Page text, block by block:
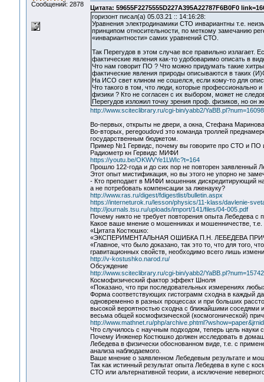
Сообщений: 2878
Цитата: 59655F2275555D227A395A22787F6B0F0
горизонт писал(а) 05.03.21 :: 14:16:28:
Уравнения электродинамики СТО инвариантны т.е.
принципом относительности, по меткому замечанию
«инвариантности» самих уравнений СТО.
Так Перегудов в этом случае все правильно излагает.
фактические явления как-то удобоваримо описать в
Что нам говорит ПО ? Что можно придумать такие
фактические явления природы описываются в таких
На ИСО свет клином не сошелся, если кому-то для
Что такого в том, что люди, которые профессионально
физики ? Кто не согласен с их выбором, может не
Перегудов изложил точку зрения проф. физиков, но он
http://www.sciteclibrary.ru/cgi-bin/yabb2/
Во-первых, открыты не двери, а окна, Стефана
Во-вторых, peregoudovd это команда троллей
государственным бюджетом.
Пример №1 Гервидс, почему вы говорите про СТО и ПО
Радиометр кн Гервидс МИФИ
https://youtu.be/OKWVYe1LWIc?t=164
Прошло 122-года и до сих пор не повторен заявленный
Этот опыт мистификация, но вы этого не упорно не
- Кто преподает в МИФИ мошенник дискредитирующий
а не потребовать компенсации за лженауку?
http://www.ras.ru/digest/fdigestlist/bulletin.aspx
https://interneturok.ru/lesson/physics/11-klass/davlenie-
http://journals.tsu.ru/uploads/import/141/files/04-005.pdf
Почему никто не требует повторения опыта Лебедева с
Какое ваше мнение о мошенниках и мошенничестве, т.е.
«Цитата Костюшко:
«ЭКСПЕРИМЕНТАЛЬНАЯ ОШИБКА П.Н. ЛЕБЕДЕВА
«Главное, что было доказано, так это то, что для того,
гравитационных свойств, необходимо всего лишь
http://v-kostushko.narod.ru/
Обсуждение
http://www.sciteclibrary.ru/cgi-bin/yabb2/
Космофизический фактор эффект Шноля
«Показано, что при последовательных измерениях
Форма соответствующих гистограмм сходна в каждый
одновременно в разных процессах и при больших
высокой вероятностью сходна с ближайшими соседями
весьма общей космофизической (космогонической)
http://www.mathnet.ru/php/
Что случилось с научным подходом, теперь цель науки
Почему Инженер Костюшко должен исследовать в
Лебедева в физически обоснованном виде, т.е. с
анализа наблюдаемого.
Ваше мнение о заявленном Лебедевым результате и
Так как истинный результат опыта Лебедева в купе с
СТО или альтернативной теории, а исключение